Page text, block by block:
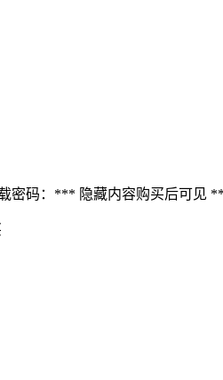
密码：*** 隐藏内容购买后可见